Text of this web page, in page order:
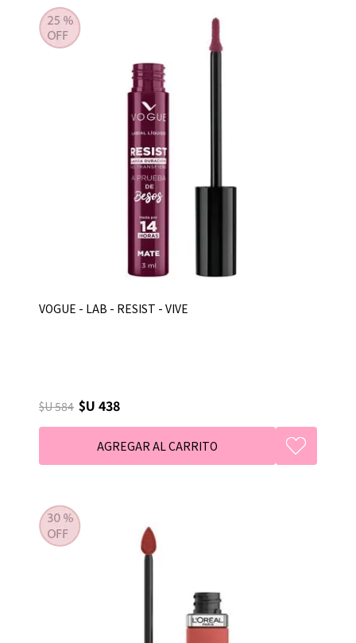
VOGUE - LAB - RESIST - VIVE
$U 584 $U 438